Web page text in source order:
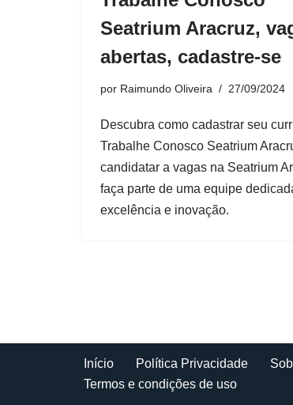
Seatrium Aracruz,
abertas, cadastre-se
por Raimundo Oliveira 27/09/2024
Descubra como cadastrar seu
Trabalhe Conosco Seatrium
candidatar a vagas na Seatrium
faça parte de uma equipe
excelência e inovação.
Início Política Privacidade
Termos e condições de uso